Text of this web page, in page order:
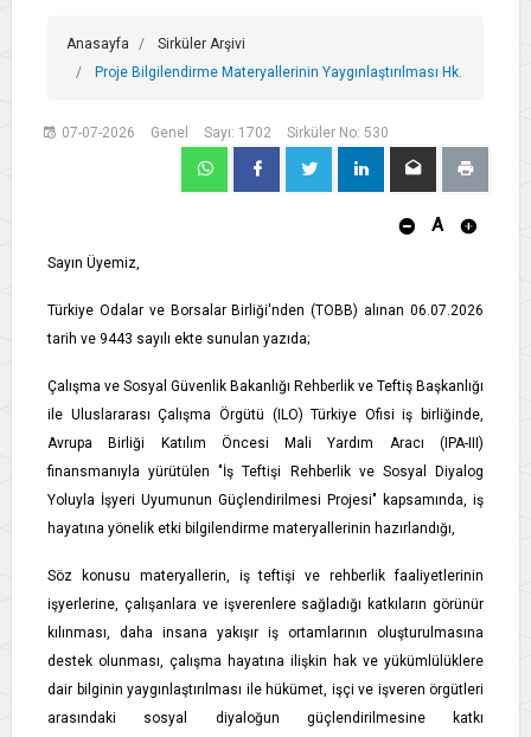
Anasayfa
Sirküler Arşivi
Proje Bilgilendirme Materyallerinin Yaygınlaştırılması Hk.
07-07-2026 Genel Sayı: 1702 Sirküler No: 530
A
Sayın Üyemiz,
Türkiye Odalar ve Borsalar Birliği'nden (TOBB) alınan 06.07.2026
tarih ve 9443 sayılı ekte sunulan yazıda;
Çalışma ve Sosyal Güvenlik Bakanlığı Rehberlik ve Teftiş Başkanlığı
ile Uluslararası Çalışma Örgütü (ILO) Türkiye Ofisi iş birliğinde,
Avrupa Birliği Katılım Öncesi Mali Yardım Aracı (IPA-III)
finansmanıyla yürütülen "İş Teftişi Rehberlik ve Sosyal Diyalog
Yoluyla İşyeri Uyumunun Güçlendirilmesi Projesi" kapsamında, iş
hayatına yönelik etki bilgilendirme materyallerinin hazırlandığı,
Söz konusu materyallerin, iş teftişi ve rehberlik faaliyetlerinin
işyerlerine, çalışanlara ve işverenlere sağladığı katkıların görünür
kılınması, daha insana yakışır iş ortamlarının oluşturulmasına
destek olunması, çalışma hayatına ilişkin hak ve yükümlülüklere
dair bilginin yaygınlaştırılması ile hükümet, işçi ve işveren örgütleri
arasındaki sosyal diyaloğun güçlendirilmesine katkı